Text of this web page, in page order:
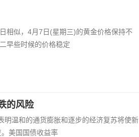
相似，4月7日(星期三)的黄金价格保持不
早些时候的价格稳定
的风险
温和的通货膨胀和逐步的经济复苏将使新
美国国债收益率